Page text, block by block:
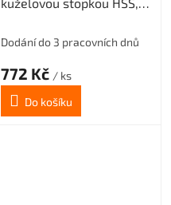
Dodání do 3 pracovních dnů
772 Kč / ks
Do košíku